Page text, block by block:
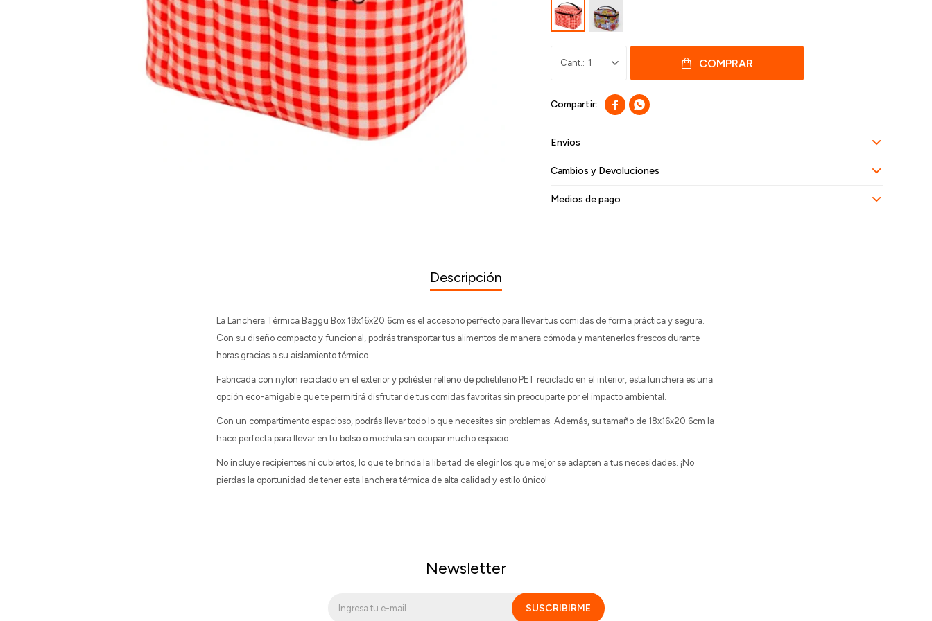
1 COMPRAR
 
Envíos
Cambios y Devoluciones
Medios de pago
Descripción
La Lanchera Térmica Baggu Box 18x16x20.6cm es el accesorio perfecto para llevar tus comidas de forma práctica y segura.
Con su diseño compacto y funcional, podrás transportar tus alimentos de manera cómoda y mantenerlos frescos durante
horas gracias a su aislamiento térmico.
Fabricada con nylon reciclado en el exterior y poliéster relleno de polietileno PET reciclado en el interior, esta lunchera es una
opción eco-amigable que te permitirá disfrutar de tus comidas favoritas sin preocuparte por el impacto ambiental.
Con un compartimento espacioso, podrás llevar todo lo que necesites sin problemas. Además, su tamaño de 18x16x20.6cm la
hace perfecta para llevar en tu bolso o mochila sin ocupar mucho espacio.
No incluye recipientes ni cubiertos, lo que te brinda la libertad de elegir los que mejor se adapten a tus necesidades. ¡No
pierdas la oportunidad de tener esta lanchera térmica de alta calidad y estilo único!
Newsletter
SUSCRIBIRME